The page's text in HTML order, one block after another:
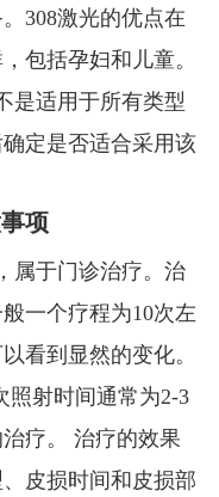
308激光的优点在
包括孕妇和儿童。
是适用于所有类型
定是否适合采用该
项
属于门诊治疗。治
一个疗程为10次左
看到显然的变化。
照射时间通常为2-3
疗。 治疗的效果
皮损时间和皮损部